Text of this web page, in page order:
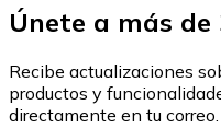
Únete a más de
Recibe actualizaciones
productos y
directamente en tu correo.